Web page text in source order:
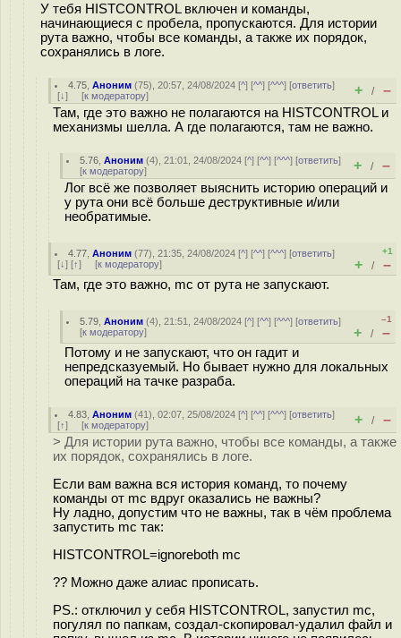
У тебя HISTCONTROL включен и команды,
начинающиеся с пробела, пропускаются. Для истории
рута важно, чтобы все команды, а также их порядок,
сохранялись в логе.
4.75 ,Аноним (75), 20:57, 24/08/2024 [^] [^^] [^^^] [ответить]
[↓] [к модератору] + / –
Там, где это важно не полагаются на HISTCONTROL и
механизмы шелла. А где полагаются, там не важно.
5.76 ,Аноним (4), 21:01, 24/08/2024 [^] [^^] [^^^] [ответить]
[к модератору] + / –
Лог всё же позволяет выяснить историю операций и
у рута они всё больше деструктивные и/или
необратимые.
4.77 ,Аноним (77), 21:35, 24/08/2024 [^] [^^] [^^^] [ответить]
[↓] [↑] [к модератору]
+1
+ / –
Там, где это важно, mc от рута не запускают.
5.79 ,Аноним (4), 21:51, 24/08/2024 [^] [^^] [^^^] [ответить]
[к модератору]
–1
+ / –
Потому и не запускают, что он гадит и
непредсказуемый. Но бывает нужно для локальных
операций на тачке разраба.
4.83 ,Аноним (41), 02:07, 25/08/2024 [^] [^^] [^^^] [ответить]
[↑] [к модератору] + / –
> Для истории рута важно, чтобы все команды, а также
их порядок, сохранялись в логе.
Если вам важна вся история команд, то почему
команды от mc вдруг оказались не важны?
Ну ладно, допустим что не важны, так в чём проблема
запустить mc так:
HISTCONTROL=ignoreboth mc
?? Можно даже алиас прописать.
PS.: отключил у себя HISTCONTROL, запустил mc,
погулял по папкам, создал-скопировал-удалил файл и